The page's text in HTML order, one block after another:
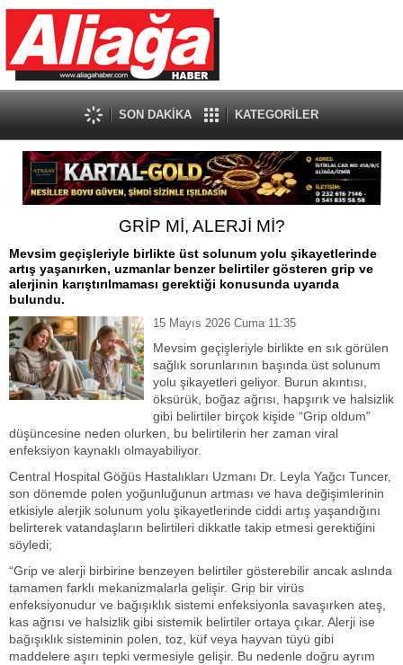
SON DAKİKA KATEGORİLER
GRİP Mİ, ALERJİ Mİ?
Mevsim geçişleriyle birlikte üst solunum yolu şikayetlerinde
artış yaşanırken, uzmanlar benzer belirtiler gösteren grip ve
alerjinin karıştırılmaması gerektiği konusunda uyarıda
bulundu.
15 Mayıs 2026 Cuma 11:35
Mevsim geçişleriyle birlikte en sık görülen
sağlık sorunlarının başında üst solunum
yolu şikayetleri geliyor. Burun akıntısı,
öksürük, boğaz ağrısı, hapşırık ve halsizlik
gibi belirtiler birçok kişide “Grip oldum”
düşüncesine neden olurken, bu belirtilerin her zaman viral
enfeksiyon kaynaklı olmayabiliyor.
Central Hospital Göğüs Hastalıkları Uzmanı Dr. Leyla Yağcı Tuncer,
son dönemde polen yoğunluğunun artması ve hava değişimlerinin
etkisiyle alerjik solunum yolu şikayetlerinde ciddi artış yaşandığını
belirterek vatandaşların belirtileri dikkatle takip etmesi gerektiğini
söyledi;
“Grip ve alerji birbirine benzeyen belirtiler gösterebilir ancak aslında
tamamen farklı mekanizmalarla gelişir. Grip bir virüs
enfeksiyonudur ve bağışıklık sistemi enfeksiyonla savaşırken ateş,
kas ağrısı ve halsizlik gibi sistemik belirtiler ortaya çıkar. Alerji ise
bağışıklık sisteminin polen, toz, küf veya hayvan tüyü gibi
maddelere aşırı tepki vermesiyle gelişir. Bu nedenle doğru ayrım